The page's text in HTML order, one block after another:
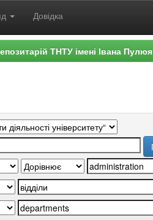
Довідка
ТНТУ імені Івана Пулюя